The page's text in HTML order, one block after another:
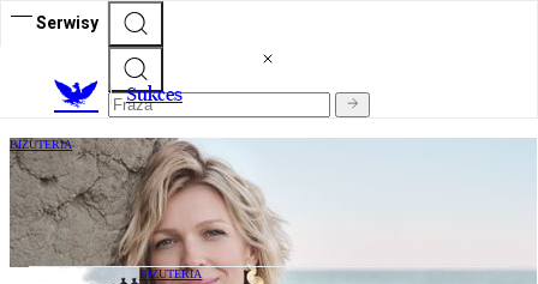
Serwisy
Sukces
BIŻUTERIA
„Życie to droga”. Magda Mołek gwiazdą
nowej kolekcji ambasadorskiej W. Kruk
BIŻUTERIA